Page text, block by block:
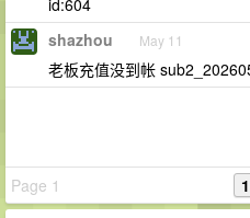
id:604
shazhou May 11
老板充值没到帐
Page 1 1